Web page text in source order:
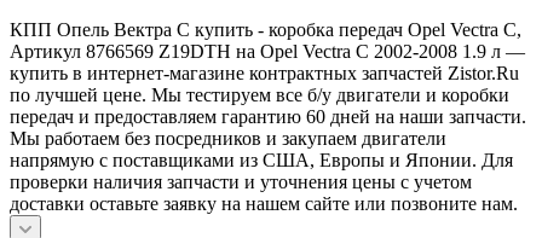
КПП Опель Вектра С купить - коробка передач Opel Vectra C,
Артикул 8766569 Z19DTH на Opel Vectra C 2002-2008 1.9 л —
купить в интернет-магазине контрактных запчастей Zistor.Ru
по лучшей цене. Мы тестируем все б/у двигатели и коробки
передач и предоставляем гарантию 60 дней на наши запчасти.
Мы работаем без посредников и закупаем двигатели
напрямую с поставщиками из США, Европы и Японии. Для
проверки наличия запчасти и уточнения цены с учетом
доставки оставьте заявку на нашем сайте или позвоните нам.